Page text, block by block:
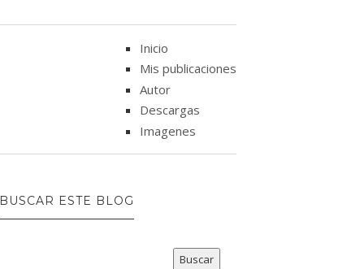
Inicio
Mis publicaciones
Autor
Descargas
Imagenes
BUSCAR ESTE BLOG